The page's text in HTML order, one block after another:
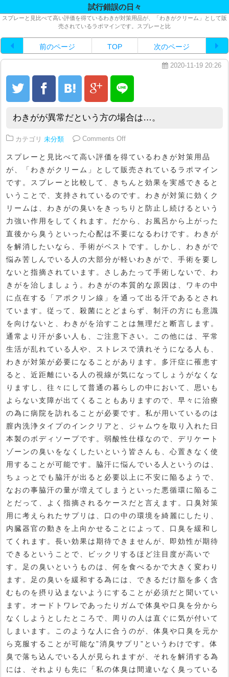
試行錯誤の日々
スプレーと見比べて高い評価を得ているわきが対策用品が、「わきがクリーム」として販
売されているラポマインです。スプレーと比
前のページ TOP 次のページ
2020-11-19 20:26
わきがが異常だという方の場合は…。
カテゴリ 未分類 Comments Offon わきがが異常だという方の場
スプレーと見比べて高い評価を得ているわきが対策用品
が、「わきがクリーム」として販売されているラポマイン
です。スプレーと比較して、きちんと効果を実感できると
いうことで、支持されているのです。わきが対策に効くク
リームは、わきがの臭いをきっちりと防止し続けるという
力強い作用をしてくれます。だから、お風呂から上がった
直後から臭うといった心配は不要になるわけです。わきが
を解消したいなら、手術がベストです。しかし、わきがで
悩み苦しんでいる人の大部分が軽いわきがで、手術を要し
ないと指摘されています。さしあたって手術しないで、わ
きがを治しましょう。わきがの本質的な原因は、ワキの中
に点在する「アポクリン線」を通って出る汗であるとされ
ています。従って、殺菌にとどまらず、制汗の方にも意識
を向けないと、わきがを治すことは無理だと断言します。
通常より汗が多い人も、ご注意下さい。この他には、平常
生活が乱れている人や、ストレスで潰れそうになる人も、
わきが対策が必要になることがあります。多汗症に罹患す
ると、近距離にいる人の視線が気になってしょうがなくな
りますし、往々にして普通の暮らしの中において、思いも
よらない支障が出てくることもありますので、早々に治療
の為に病院を訪れることが必要です。私が用いているのは
膣内洗浄タイプのインクリアと、ジャムウを取り入れた日
本製のボディソープです。弱酸性仕様なので、デリケート
ゾーンの臭いをなくしたいという皆さんも、心置きなく使
用することが可能です。脇汗に悩んでいる人というのは、
ちょっとでも脇汗が出ると必要以上に不安に陥るようで、
なおの事脇汗の量が増えてしまうといった悪循環に陥るこ
とだって、よく指摘されるケースだと言えます。口臭対策
用に考えられたサプリは、口の中の環境を綺麗にしたり、
内臓器官の動きを上向かせることによって、口臭を緩和し
てくれます。長い効果は期待できませんが、即効性が期待
できるということで、ビックリするほど注目度が高いで
す。足の臭いというものは、何を食べるかで大きく変わり
ます。足の臭いを緩和する為には、できるだけ脂を多く含
むものを摂り込まないようにすることが必須だと聞いてい
ます。オードトワレであったりガムで体臭や口臭を分から
なくしようとしたところで、周りの人は直ぐに気が付いて
しまいます。このような人に合うのが、体臭や口臭を元か
ら克服することが可能な”消臭サプリ”というわけです。体
臭で落ち込んでいる人が見られますが、それを解消する為
には、それよりも先に「私の体臭は間違いなく臭っている